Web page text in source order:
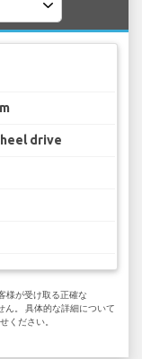
drive
様が受け取る正確な
ん。 具体的な詳細について
ください。